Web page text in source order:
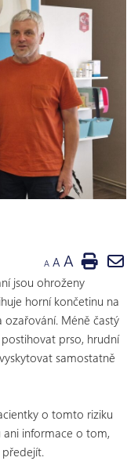
A A A
jsou ohroženy
horní končetinu na
ozařování. Méně častý
prso, hrudní
samostatně
o tomto riziku
ani informace o tom,